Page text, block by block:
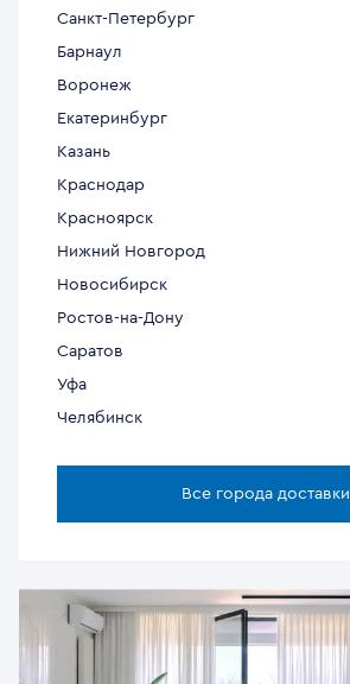
Санкт-Петербург
Барнаул
Воронеж
Екатеринбург
Казань
Краснодар
Красноярск
Нижний Новгород
Новосибирск
Ростов-на-Дону
Саратов
Уфа
Челябинск
Все города доставки